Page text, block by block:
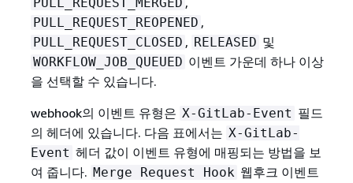
PULL_REQUEST_REOPENED ,
PULL_REQUEST_CLOSED , RELEASED 및
WORKFLOW_JOB_QUEUED 이벤트 가운데 하나 이상
을 선택할 수 있습니다.
webhook의 이벤트 유형은 X-GitLab-Event 필드
의 헤더에 있습니다. 다음 표에서는 X-GitLab-
Event 헤더 값이 이벤트 유형에 매핑되는 방법을 보
여 줍니다. Merge Request Hook 웹후크 이벤트